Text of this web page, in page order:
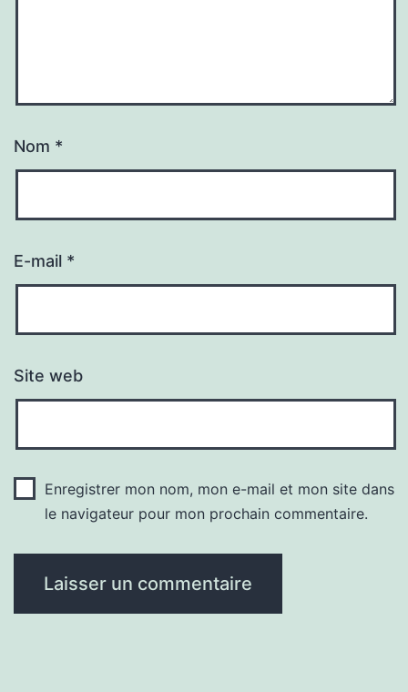
Nom *
E-mail *
Site web
Enregistrer mon nom, mon e-mail et mon site dans
le navigateur pour mon prochain commentaire.